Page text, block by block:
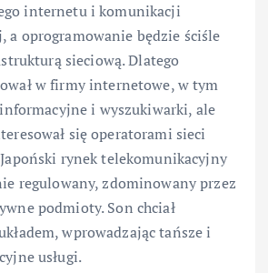
internetu i komunikacji
a oprogramowanie będzie ściśle
sieciową. Dlatego
w firmy internetowe, w tym
i wyszukiwarki, ale
się operatorami sieci
rynek telekomunikacyjny
regulowany, zdominowany przez
podmioty. Son chciał
wprowadzając tańsze i
usługi.